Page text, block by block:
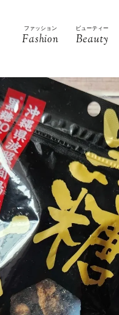
ファッション
Fashion
ビューティー
Beauty